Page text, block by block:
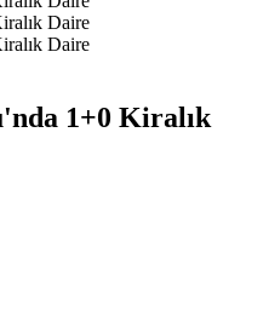
1+0 Kiralık